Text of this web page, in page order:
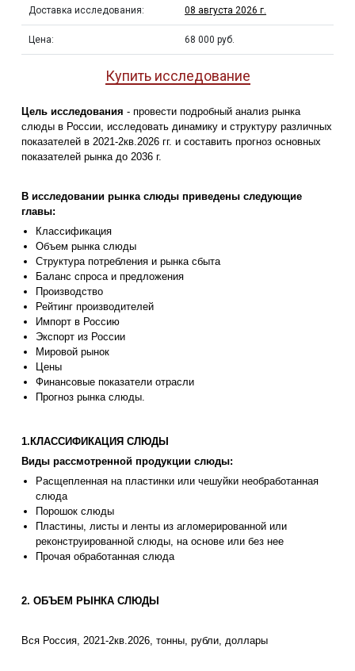
Доставка исследования: 08 августа 2026 г.
Цена: 68 000 руб.
Купить исследование
Цель исследования - провести подробный анализ рынка
слюды в России, исследовать динамику и структуру различных
показателей в 2021-2кв.2026 гг. и составить прогноз основных
показателей рынка до 2036 г.
В исследовании рынка слюды приведены следующие
главы:
Классификация
Объем рынка слюды
Структура потребления и рынка сбыта
Баланс спроса и предложения
Производство
Рейтинг производителей
Импорт в Россию
Экспорт из России
Мировой рынок
Цены
Финансовые показатели отрасли
Прогноз рынка слюды.
1.КЛАССИФИКАЦИЯ СЛЮДЫ
Виды рассмотренной продукции слюды:
Расщепленная на пластинки или чешуйки необработанная
слюда
Порошок слюды
Пластины, листы и ленты из агломерированной или
реконструированной слюды, на основе или без нее
Прочая обработанная слюда
2. ОБЪЕМ РЫНКА СЛЮДЫ
Вся Россия, 2021-2кв.2026, тонны, рубли, доллары